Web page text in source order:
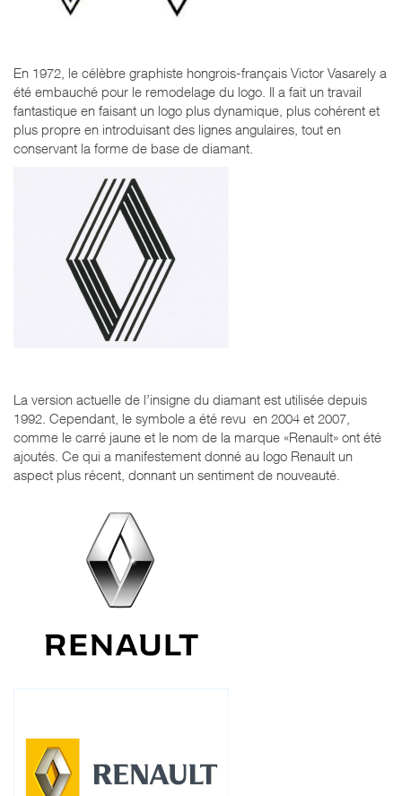
En 1972, le célèbre graphiste hongrois-français Victor Vasarely a
été embauché pour le remodelage du logo. Il a fait un travail
fantastique en faisant un logo plus dynamique, plus cohérent et
plus propre en introduisant des lignes angulaires, tout en
conservant la forme de base de diamant.
La version actuelle de l’insigne du diamant est utilisée depuis
1992. Cependant, le symbole a été revu en 2004 et 2007,
comme le carré jaune et le nom de la marque «Renault» ont été
ajoutés. Ce qui a manifestement donné au logo Renault un
aspect plus récent, donnant un sentiment de nouveauté.